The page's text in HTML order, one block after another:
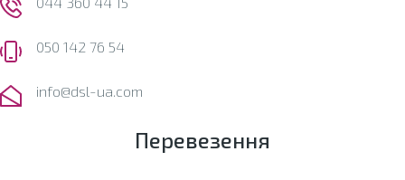
050 142 76 54
info@dsl-ua.com
Перевезення